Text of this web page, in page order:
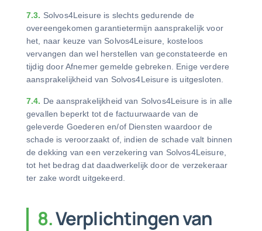
7.3. Solvos4Leisure is slechts gedurende de
overeengekomen garantietermijn aansprakelijk voor
het, naar keuze van Solvos4Leisure, kosteloos
vervangen dan wel herstellen van geconstateerde en
tijdig door Afnemer gemelde gebreken. Enige verdere
aansprakelijkheid van Solvos4Leisure is uitgesloten.
7.4. De aansprakelijkheid van Solvos4Leisure is in alle
gevallen beperkt tot de factuurwaarde van de
geleverde Goederen en/of Diensten waardoor de
schade is veroorzaakt of, indien de schade valt binnen
de dekking van een verzekering van Solvos4Leisure,
tot het bedrag dat daadwerkelijk door de verzekeraar
ter zake wordt uitgekeerd.
8.Verplichtingen van